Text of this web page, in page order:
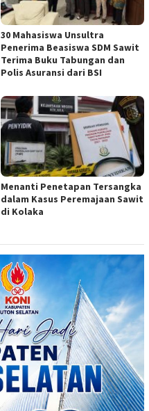
30 Mahasiswa Unsultra
Penerima Beasiswa SDM Sawit
Terima Buku Tabungan dan
Polis Asuransi dari BSI
Menanti Penetapan Tersangka
dalam Kasus Peremajaan Sawit
di Kolaka